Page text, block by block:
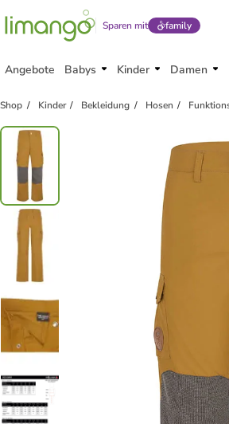
Sparen mit family
Angebote Babys Kinder Damen
Shop Kinder Bekleidung Hosen